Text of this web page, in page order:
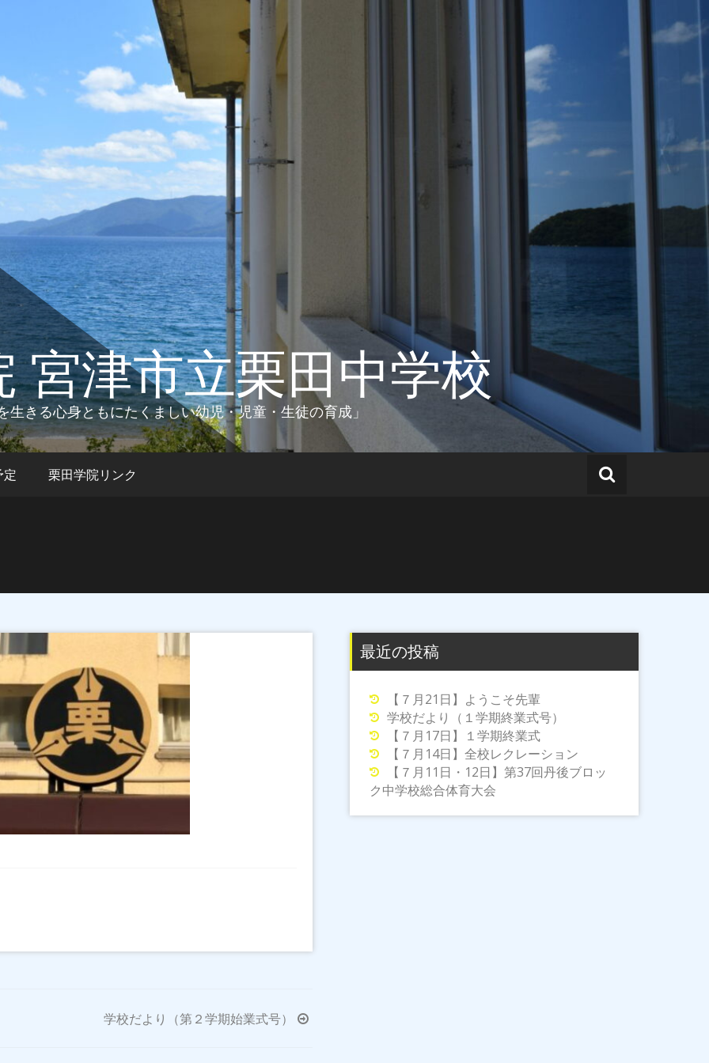
宮津市立栗田中学校
きる心身ともにたくましい幼児・児童・生徒の育成」
定 栗田学院リンク
学校だより（第２学期始業式号）
最近の投稿
【７月21日】ようこそ先輩
学校だより（１学期終業式号）
【７月17日】１学期終業式
【７月14日】全校レクレーション
【７月11日・12日】第37回丹後ブロッ
ク中学校総合体育大会